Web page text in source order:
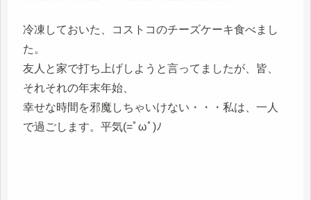
冷凍しておいた、コストコのチーズケーキ食べまし
た。
友人と家で打ち上げしようと言ってましたが、皆、
それそれの年末年始、
幸せな時間を邪魔しちゃいけない・・・私は、一人
で過ごします。平気(=ﾟωﾟ)ﾉ